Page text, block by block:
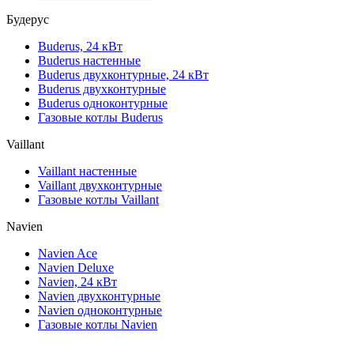
Будерус
Buderus, 24 кВт
Buderus настенные
Buderus двухконтурные, 24 кВт
Buderus двухконтурные
Buderus одноконтурные
Газовые котлы Buderus
Vaillant
Vaillant настенные
Vaillant двухконтурные
Газовые котлы Vaillant
Navien
Navien Ace
Navien Deluxe
Navien, 24 кВт
Navien двухконтурные
Navien одноконтурные
Газовые котлы Navien